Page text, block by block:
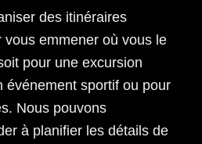
des itinéraires
vous emmener où vous le
pour une excursion
événement sportif ou pour
Nous pouvons
à planifier les détails de